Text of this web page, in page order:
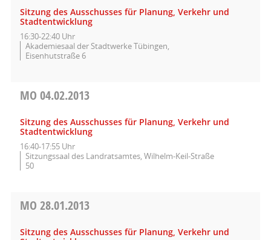
Sitzung des Ausschusses für Planung, Verkehr und
Stadtentwicklung
16:30-22:40 Uhr
Akademiesaal der Stadtwerke Tübingen,
Eisenhutstraße 6
MO 04.02.2013
Sitzung des Ausschusses für Planung, Verkehr und
Stadtentwicklung
16:40-17:55 Uhr
Sitzungssaal des Landratsamtes, Wilhelm-Keil-Straße
50
MO 28.01.2013
Sitzung des Ausschusses für Planung, Verkehr und